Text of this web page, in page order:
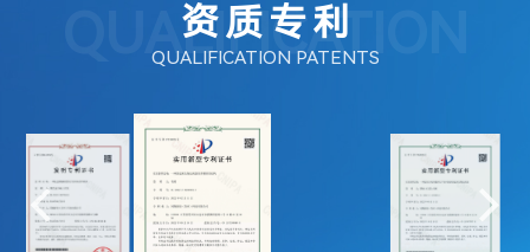
资质专利
QUALIFICATION PATENTS
QUALIFICATION